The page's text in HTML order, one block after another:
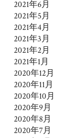
2021年6月
2021年5月
2021年4月
2021年3月
2021年2月
2021年1月
2020年12月
2020年11月
2020年10月
2020年9月
2020年8月
2020年7月